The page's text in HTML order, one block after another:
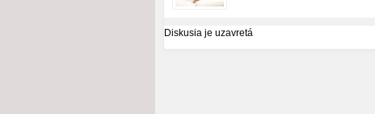
Diskusia je uzavretá